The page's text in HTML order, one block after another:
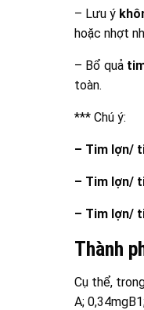
– Lưu ý
hoặc nhợt
– Bổ quả
toàn.
*** Chú ý:
– Tim lợn/
– Tim lợn/
– Tim lợn/
Thành
Cụ thể,
A;